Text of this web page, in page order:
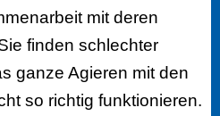
mit deren
finden schlechter
ganze Agieren mit den
so richtig funktionieren.